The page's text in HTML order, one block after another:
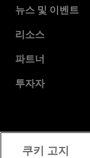
AMD 소개
기업의 사회적 책임
채용
문의하기
뉴스 및 이벤트
뉴스룸
미디어 라이브러리
리소스
개발자 센트럴
사례 연구
파트너
AMD 파트너 허브
투자자
이사위원회
거버넌스 문서
쿠키 고지